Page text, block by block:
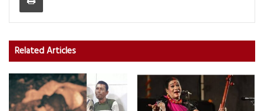
Related Articles